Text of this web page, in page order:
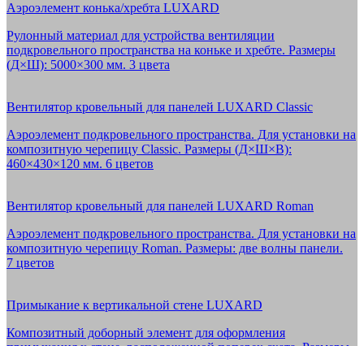
Аэроэлемент конька/хребта LUXARD
Рулонный материал для устройства вентиляции
подкровельного пространства на коньке и хребте. Размеры
(Д×Ш): 5000×300 мм. 3 цвета
Вентилятор кровельный для панелей LUXARD Classic
Аэроэлемент подкровельного пространства. Для установки на
композитную черепицу Classic. Размеры (Д×Ш×В):
460×430×120 мм. 6 цветов
Вентилятор кровельный для панелей LUXARD Roman
Аэроэлемент подкровельного пространства. Для установки на
композитную черепицу Roman. Размеры: две волны панели.
7 цветов
Примыкание к вертикальной стене LUXARD
Композитный доборный элемент для оформления